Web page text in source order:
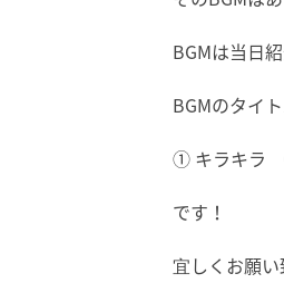
BGMは当日
BGMのタイ
① キラキラ
です！
宜しくお願い